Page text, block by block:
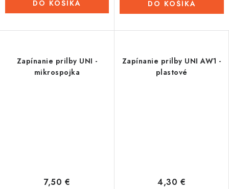
DO KOŠÍKA DO KOŠÍKA
Zapínanie prilby UNI -
mikrospojka
7,50 €
Zapínanie prilby UNI AW1 -
plastové
4,30 €